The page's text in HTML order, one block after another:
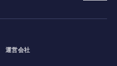
運営会社